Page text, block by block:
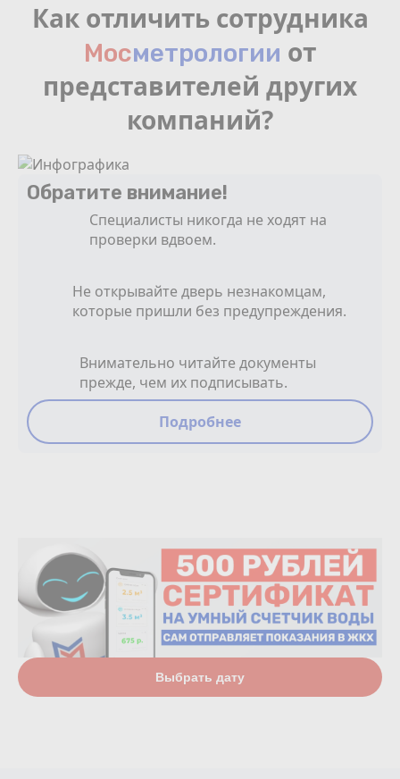
Как отличить сотрудника
Мосмeтрологии от
представителей других
компаний?
Обратите внимание!
Специалисты никогда не ходят на
проверки вдвоем.
Не открывайте дверь незнакомцам,
которые пришли без предупреждения.
Внимательно читайте документы
прежде, чем их подписывать.
Подробнее
Выбрать дату